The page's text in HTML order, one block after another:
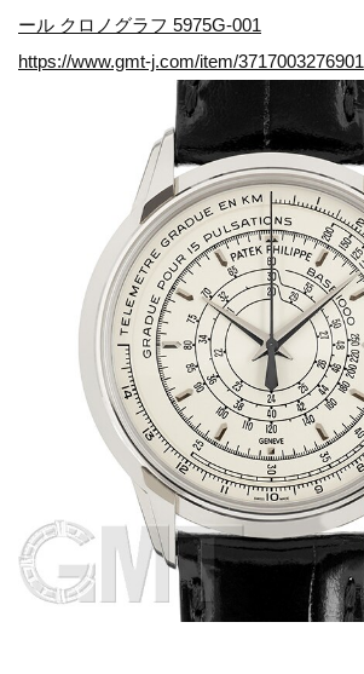
ール クロノグラフ 5975G-001
https://www.gmt-j.com/item/3717003276901